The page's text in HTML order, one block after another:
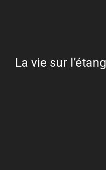
La vie sur l’étang